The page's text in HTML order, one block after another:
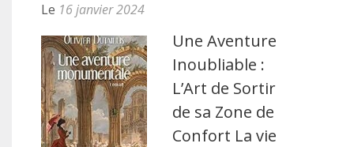
Le 16 janvier 2024
Une Aventure
Inoubliable :
L’Art de Sortir
de sa Zone de
Confort La vie